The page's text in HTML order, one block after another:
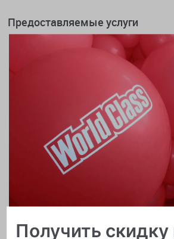
Предоставляемые услуги
Получить скидку